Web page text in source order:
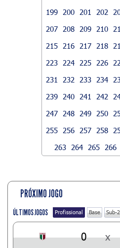
199
200 201 202
207
208 209 210
215
216 217 218
223
224 225 226
231
232 233 234
239
240 241 242
247
248 249 250
255
256 257 258
263
264 265 266
PRÓXIMO JOGO
ÚLTIMOS JOGOS Profissional Base Sub-
0 x